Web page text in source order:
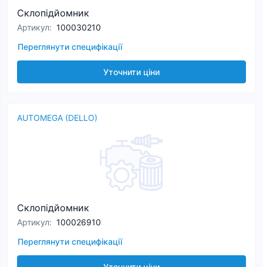
Склопідйомник
Артикул: 100030210
Переглянути специфікації
Уточнити ціни
AUTOMEGA (DELLO)
Склопідйомник
Артикул: 100026910
Переглянути специфікації